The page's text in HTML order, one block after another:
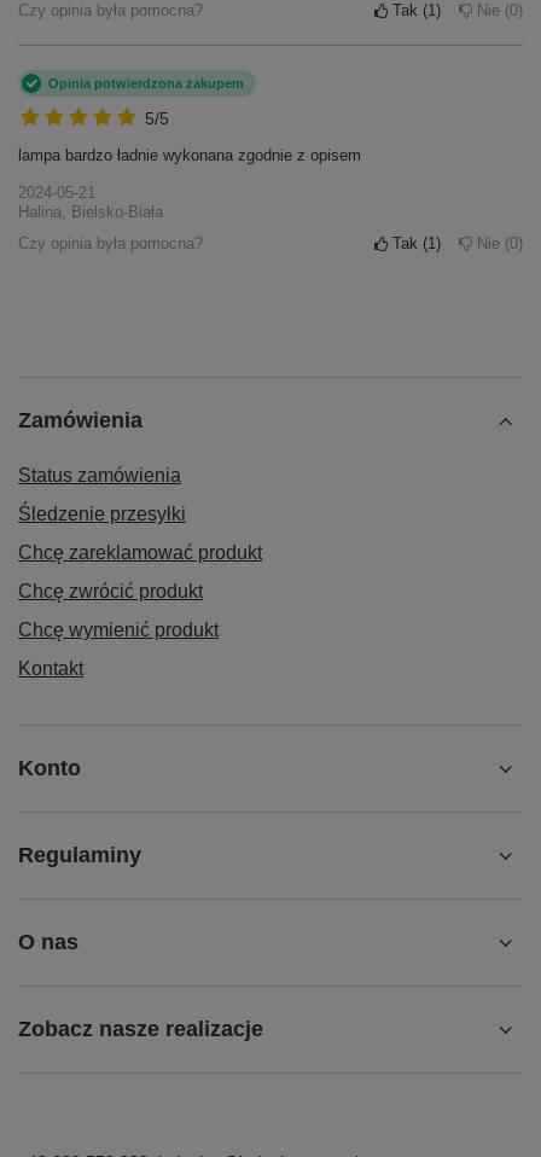
Czy opinia była pomocna?
Tak 1 Nie 0
5/5
Opinia potwierdzona zakupem
lampa bardzo ładnie wykonana zgodnie z opisem
2024-05-21
Halina, Bielsko-Biała
Czy opinia była pomocna?
Tak 1 Nie 0
Zamówienia
Status zamówienia
Śledzenie przesyłki
Chcę zareklamować produkt
Chcę zwrócić produkt
Chcę wymienić produkt
Kontakt
Konto
Regulaminy
O nas
Zobacz nasze realizacje